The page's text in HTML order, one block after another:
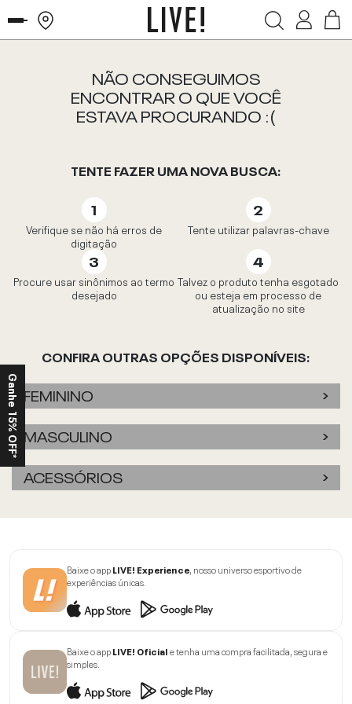
NÃO CONSEGUIMOS
ENCONTRAR O QUE VOCÊ
ESTAVA PROCURANDO :(
TENTE FAZER UMA NOVA BUSCA:
Verifique se não há erros de
digitação
Tente utilizar palavras-chave
Procure usar sinônimos ao termo
desejado
Talvez o produto tenha esgotado
ou esteja em processo de
atualização no site
CONFIRA OUTRAS OPÇÕES DISPONÍVEIS:
FEMININO
MASCULINO
ACESSÓRIOS
Baixe o appLIVE! Experience, nosso universo esportivo de
experiências únicas.
Baixe o appLIVE! Oficiale tenha uma compra facilitada, segura e
simples.
Ganhe 15% OFF*